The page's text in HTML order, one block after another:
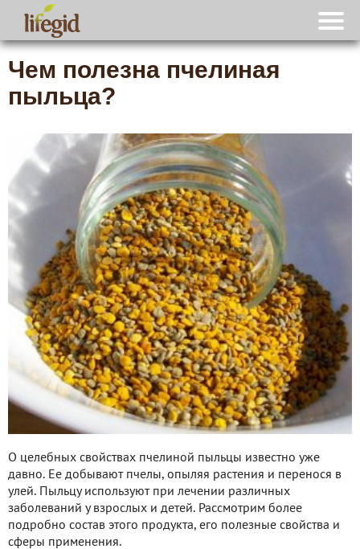
Чем полезна пчелиная
пыльца?
О целебных свойствах пчелиной пыльцы известно уже
давно. Ее добывают пчелы, опыляя растения и перенося в
улей. Пыльцу используют при лечении различных
заболеваний у взрослых и детей. Рассмотрим более
подробно состав этого продукта, его полезные свойства и
сферы применения.